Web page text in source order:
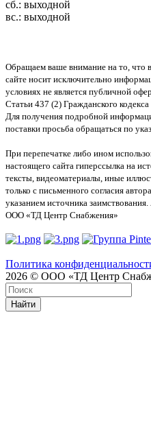
сб.: выходной
вс.: выходной
Обращаем ваше внимание на то, что
сайте носит исключительно
условиях не является публичной
Статьи 437 (2) Гражданского кодекса
Для получения подробной
поставки просьба обращаться по
При перепечатке либо ином
настоящего сайта гиперссылка на
тексты, видеоматериалы, иные
только с письменного согласия
указанием источника
ООО «ТД Центр Снабжения»
Политика
2026 © ООО «ТД Центр
Найти